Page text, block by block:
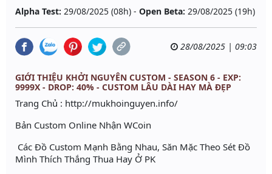
Alpha Test: 29/08/2025 (08h) - Open Beta: 29/08/2025 (19h)
28/08/2025 | 09:03
GIỚI THIỆU KHỞI NGUYÊN CUSTOM - SEASON 6 - EXP:
9999X - DROP: 40% - CUSTOM LÂU DÀI HAY MÀ ĐẸP
Trang Chủ : http://mukhoinguyen.info/
Bản Custom Online Nhận WCoin
Các Đồ Custom Mạnh Bằng Nhau, Săn Mặc Theo Sét Đồ
Mình Thích Thắng Thua Hay Ở PK